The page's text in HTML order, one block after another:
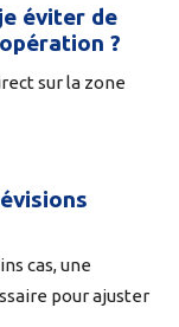
éviter de
?
sur la zone
cas, une
pour ajuster